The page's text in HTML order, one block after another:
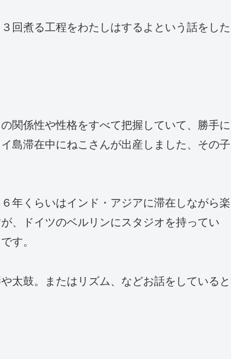
回煮る工程をわたしはするよという話をした
関係性や性格をすべて把握していて、勝手に
島滞在中にねこさんが出産しました、その子
年くらいはインド・アジアに滞在しながら楽
、ドイツのベルリンにスタジオを持ってい
す。
太鼓。またはリズム、などお話をしていると